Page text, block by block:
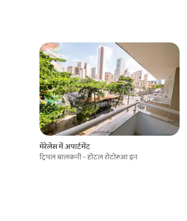
मेरेलेस में अपार्टमेंट
ट्रिपल बालकनी - होटल रोटोरुआ इन